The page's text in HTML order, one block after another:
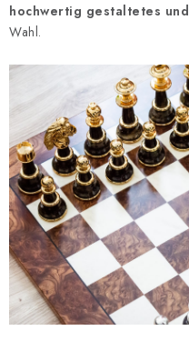
hochwertig gestaltetes
Wahl.